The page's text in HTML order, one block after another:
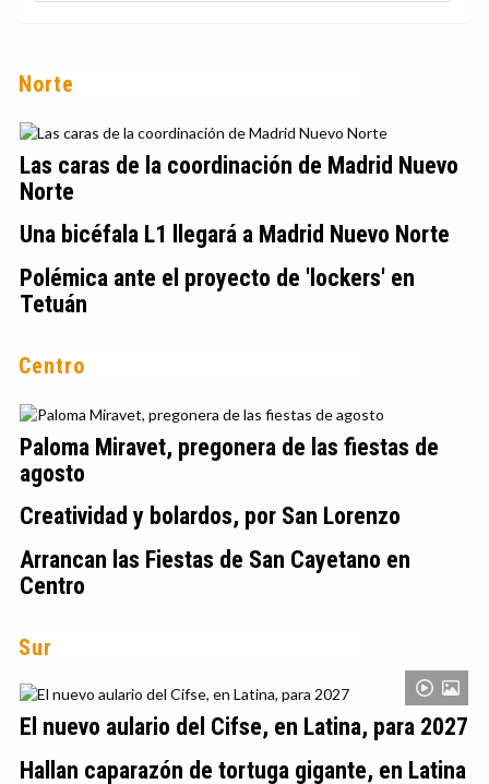
Norte
Las caras de la coordinación de Madrid Nuevo
Norte
Una bicéfala L1 llegará a Madrid Nuevo Norte
Polémica ante el proyecto de 'lockers' en
Tetuán
Centro
Paloma Miravet, pregonera de las fiestas de
agosto
Creatividad y bolardos, por San Lorenzo
Arrancan las Fiestas de San Cayetano en
Centro
Sur
El nuevo aulario del Cifse, en Latina, para 2027
Hallan caparazón de tortuga gigante, en Latina